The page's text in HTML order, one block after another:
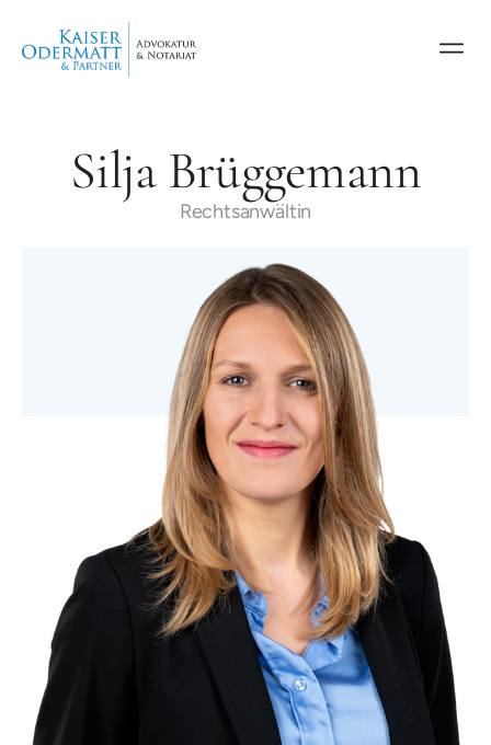
Silja Brüggemann
Rechtsanwältin